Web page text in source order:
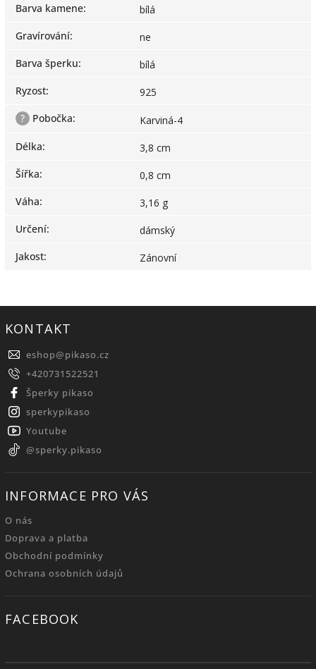
Barva kamene:
bílá
Gravírování:
ne
Barva šperku:
bílá
Ryzost:
925
?
Pobočka:
Karviná-4
Délka:
3,8 cm
Šířka:
0,8 cm
Váha:
3,16 g
Určení:
dámský
Jakost: Zánovní
KONTAKT
eshop@pikaso.cz
+420731522521
Šperky pikaso
sperkypikaso
Youtube
@sperky.pikaso
INFORMACE PRO VÁS
O nás
Doprava a platba
Obchodní podmínky
Ochrana osobních údajů
FACEBOOK